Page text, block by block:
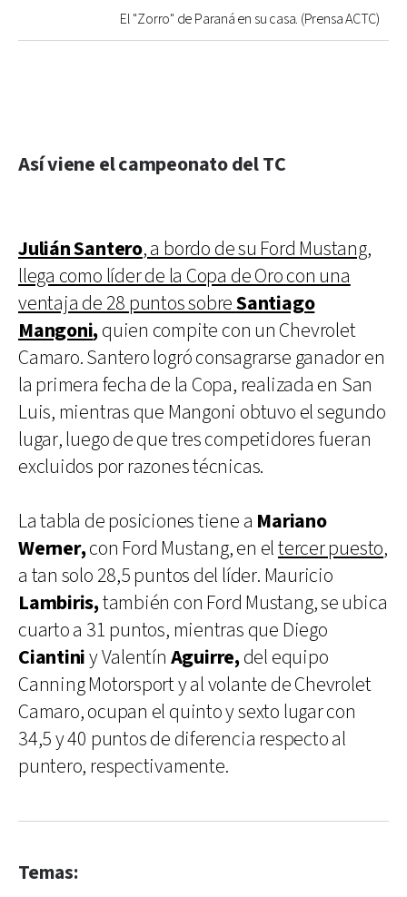
El "Zorro" de Paraná en su casa. (Prensa ACTC)
Así viene el campeonato del TC
Julián Santero, a bordo de su Ford Mustang,
llega como líder de la Copa de Oro con una
ventaja de 28 puntos sobreSantiago
Mangoni,quien compite con un Chevrolet
Camaro. Santero logró consagrarse ganador en
la primera fecha de la Copa, realizada en San
Luis, mientras que Mangoni obtuvo el segundo
lugar, luego de que tres competidores fueran
excluidos por razones técnicas.
La tabla de posiciones tiene a Mariano
Werner,con Ford Mustang, en eltercer puesto,
a tan solo 28,5 puntos del líder. Mauricio
Lambiris,también con Ford Mustang, se ubica
cuarto a 31 puntos, mientras que Diego
Ciantiniy Valentín Aguirre,del equipo
Canning Motorsport y al volante de Chevrolet
Camaro, ocupan el quinto y sexto lugar con
34,5 y 40 puntos de diferencia respecto al
puntero, respectivamente.
Temas: